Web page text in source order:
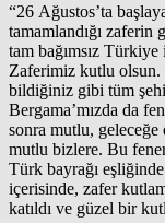
“26 Ağustos’ta
tamamlandığı
tam bağımsız
Zaferimiz kutlu olsun.
bildiğiniz gibi tüm
Bergama’mızda da
sonra mutlu,
mutlu bizlere. Bu
Türk bayrağı
içerisinde, zafer
katıldı ve güzel bir